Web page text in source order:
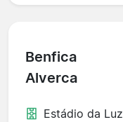
Benfica
Alverca
Estádio da Luz